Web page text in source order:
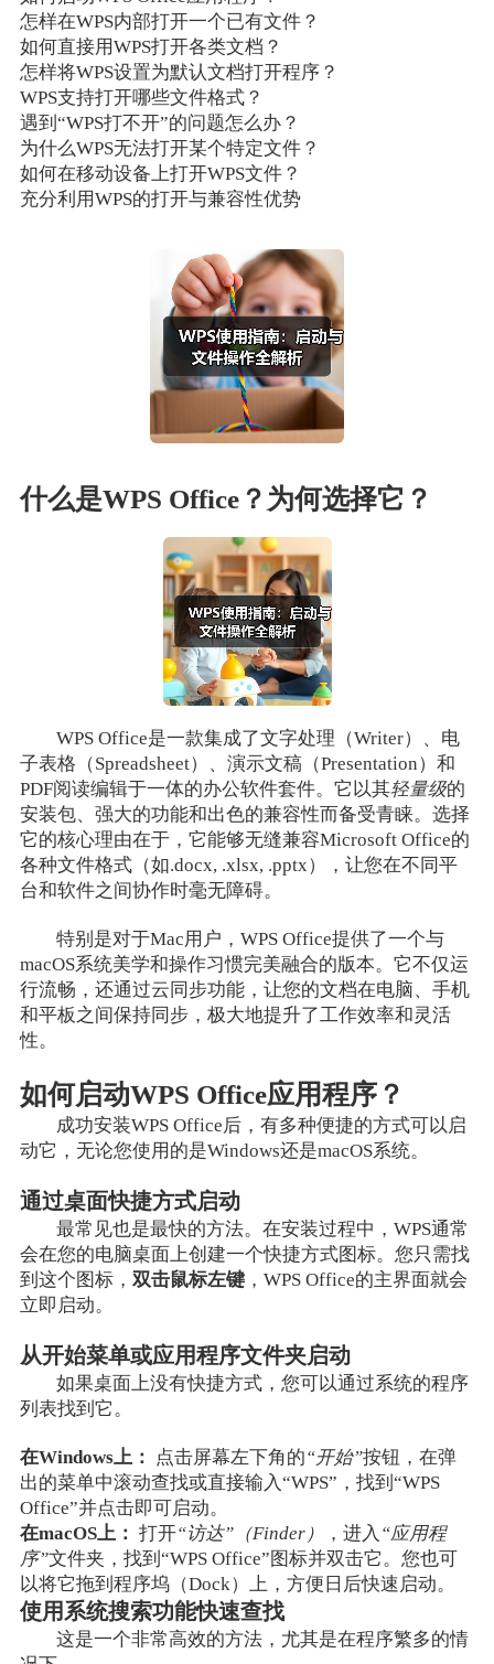
怎样在WPS内部打开一个已有文件？
如何直接用WPS打开各类文档？
怎样将WPS设置为默认文档打开程序？
WPS支持打开哪些文件格式？
遇到“WPS打不开”的问题怎么办？
为什么WPS无法打开某个特定文件？
如何在移动设备上打开WPS文件？
充分利用WPS的打开与兼容性优势
什么是WPS Office？为何选择它？
WPS Office是一款集成了文字处理（Writer）、电
子表格（Spreadsheet）、演示文稿（Presentation）和
PDF阅读编辑于一体的办公软件套件。它以其轻量级的
安装包、强大的功能和出色的兼容性而备受青睐。选择
它的核心理由在于，它能够无缝兼容Microsoft Office的
各种文件格式（如.docx, .xlsx, .pptx），让您在不同平
台和软件之间协作时毫无障碍。
特别是对于Mac用户，WPS Office提供了一个与
macOS系统美学和操作习惯完美融合的版本。它不仅运
行流畅，还通过云同步功能，让您的文档在电脑、手机
和平板之间保持同步，极大地提升了工作效率和灵活
性。
如何启动WPS Office应用程序？
成功安装WPS Office后，有多种便捷的方式可以启
动它，无论您使用的是Windows还是macOS系统。
通过桌面快捷方式启动
最常见也是最快的方法。在安装过程中，WPS通常
会在您的电脑桌面上创建一个快捷方式图标。您只需找
到这个图标， 双击鼠标左键，WPS Office的主界面就会
立即启动。
从开始菜单或应用程序文件夹启动
如果桌面上没有快捷方式，您可以通过系统的程序
列表找到它。
在Windows上： 点击屏幕左下角的“开始”按钮，在弹
出的菜单中滚动查找或直接输入“WPS”，找到“WPS
Office”并点击即可启动。
在macOS上： 打开“访达”（Finder） ，进入 “应用程
序”文件夹，找到“WPS Office”图标并双击它。您也可
以将它拖到程序坞（Dock）上，方便日后快速启动。
使用系统搜索功能快速查找
这是一个非常高效的方法，尤其是在程序繁多的情